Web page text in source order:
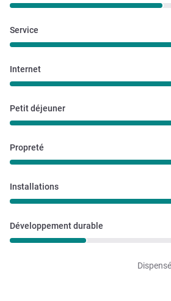
Service
Internet
Petit déjeuner
Propreté
Installations
Développement durable